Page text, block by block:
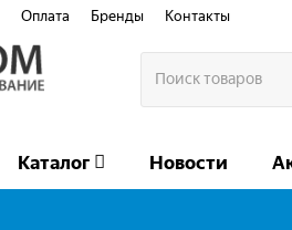
Оплата Бренды Контакты
Каталог Новости